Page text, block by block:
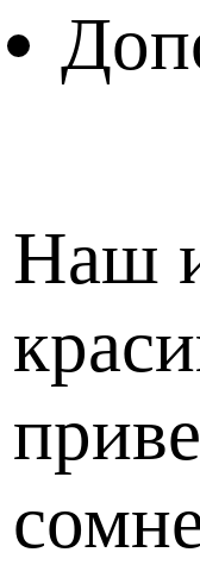
Наш